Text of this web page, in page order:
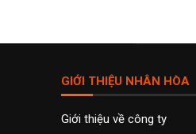
GIỚI THIỆU NHÂN HÒA
Giới thiệu về công ty